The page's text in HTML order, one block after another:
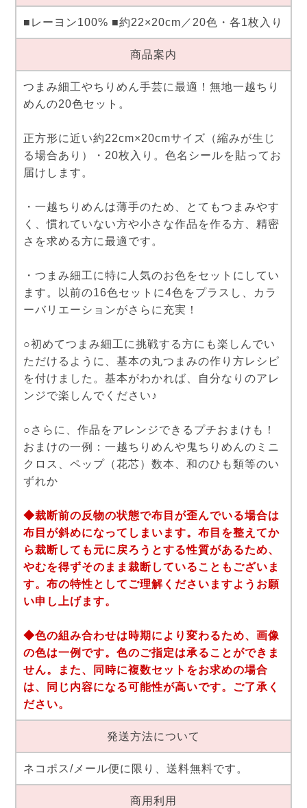
■レーヨン100% ■約22×20cm／20色・各1枚入り
商品案内
つまみ細工やちりめん手芸に最適！無地一越ちり
めんの20色セット。
正方形に近い約22cm×20cmサイズ（縮みが生じ
る場合あり）・20枚入り。色名シールを貼ってお
届けします。
・一越ちりめんは薄手のため、とてもつまみやす
く、慣れていない方や小さな作品を作る方、精密
さを求める方に最適です。
・つまみ細工に特に人気のお色をセットにしてい
ます。以前の16色セットに4色をプラスし、カラ
ーバリエーションがさらに充実！
○初めてつまみ細工に挑戦する方にも楽しんでい
ただけるように、基本の丸つまみの作り方レシピ
を付けました。基本がわかれば、自分なりのアレ
ンジで楽しんでください♪
○さらに、作品をアレンジできるプチおまけも！
おまけの一例：一越ちりめんや鬼ちりめんのミニ
クロス、ペップ（花芯）数本、和のひも類等のい
ずれか
◆裁断前の反物の状態で布目が歪んでいる場合は
布目が斜めになってしまいます。布目を整えてか
ら裁断しても元に戻ろうとする性質があるため、
やむを得ずそのまま裁断していることもございま
す。布の特性としてご理解くださいますようお願
い申し上げます。
◆色の組み合わせは時期により変わるため、画像
の色は一例です。色のご指定は承ることができま
せん。また、同時に複数セットをお求めの場合
は、同じ内容になる可能性が高いです。ご了承く
ださい。
発送方法について
ネコポス/メール便に限り、送料無料です。
商用利用